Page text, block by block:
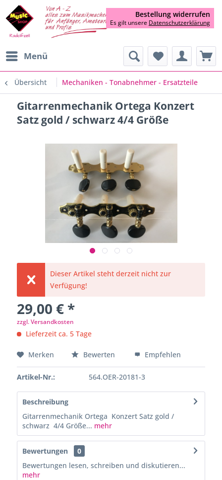
Menü
Übersicht Mechaniken - Tonabnehmer - Ersatzteile
Gitarrenmechanik Ortega Konzert
Satz gold / schwarz 4/4 Größe
Dieser Artikel steht derzeit nicht zur
Verfügung!
29,00 € *
zzgl. Versandkosten
Lieferzeit ca. 5 Tage
Merken Bewerten Empfehlen
Artikel-Nr.: 564.OER-20181-3
Beschreibung
Gitarrenmechanik Ortega Konzert Satz gold /
schwarz 4/4 Größe... mehr
Bewertungen
0
Bewertungen lesen, schreiben und diskutieren...
mehr
Bestellung widerrufen
Es gilt unsere Datenschutzerklärung